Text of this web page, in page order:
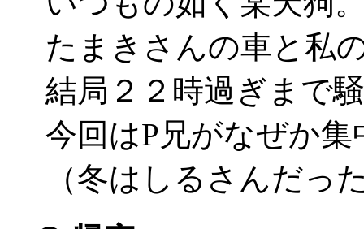
たまきさんの車と私
結局２２時過ぎまで
今回はP兄がなぜか
（冬はしるさんだっ